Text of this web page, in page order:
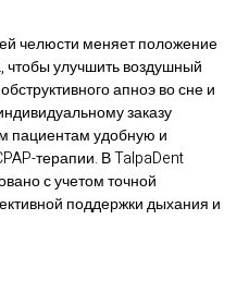
челюсти меняет положение
улучшить воздушный
апноэ во сне и
заказу
пациентам удобную и
терапии. В TalpaDent
с учетом точной
поддержки дыхания и